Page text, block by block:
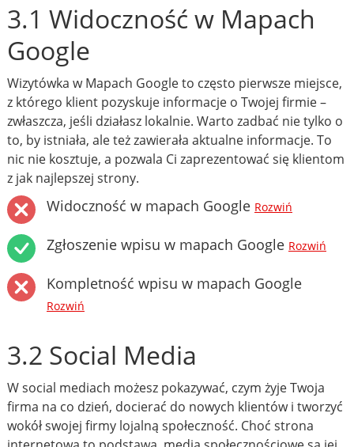
3.1 Widoczność w Mapach
Google
Wizytówka w Mapach Google to często pierwsze miejsce,
z którego klient pozyskuje informacje o Twojej firmie –
zwłaszcza, jeśli działasz lokalnie. Warto zadbać nie tylko o
to, by istniała, ale też zawierała aktualne informacje. To
nic nie kosztuje, a pozwala Ci zaprezentować się klientom
z jak najlepszej strony.
Widoczność w mapach Google Rozwiń
Zgłoszenie wpisu w mapach Google Rozwiń
Kompletność wpisu w mapach Google
Rozwiń
3.2 Social Media
W social mediach możesz pokazywać, czym żyje Twoja
firma na co dzień, docierać do nowych klientów i tworzyć
wokół swojej firmy lojalną społeczność. Choć strona